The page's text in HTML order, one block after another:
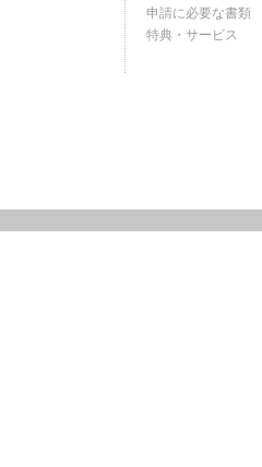
申請に必要な書類
特典・サービス